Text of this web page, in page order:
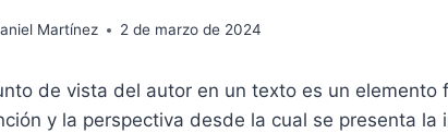
Martínez 2 de marzo de 2024
de vista del autor en un texto es un elemento
y la perspectiva desde la cual se presenta